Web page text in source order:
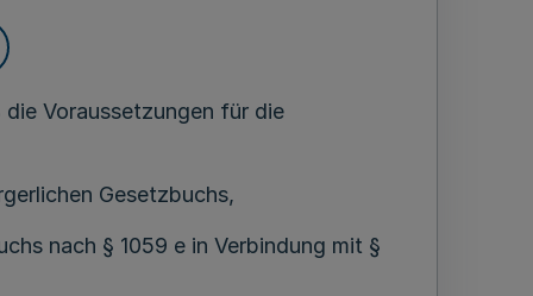
Voraussetzungen für die
Gesetzbuchs,
nach § 1059 e in Verbindung mit §